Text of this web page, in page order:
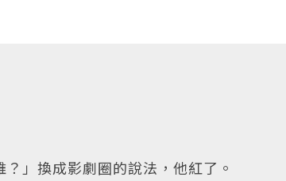
」換成影劇圈的說法，他紅了。